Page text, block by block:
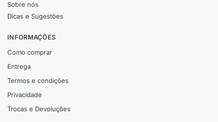
Sobre nós
Dicas e Sugestões
INFORMAÇÕES
Como comprar
Entrega
Termos e condições
Privacidade
Trocas e Devoluções